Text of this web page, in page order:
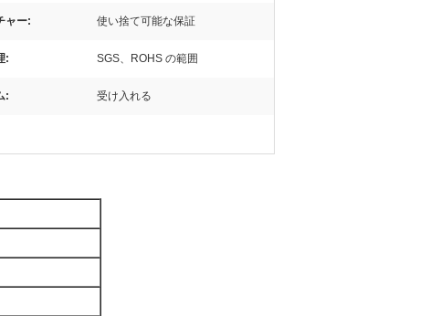
ャー: 使い捨て可能な保証
: SGS、ROHS の範囲
: 受け入れる